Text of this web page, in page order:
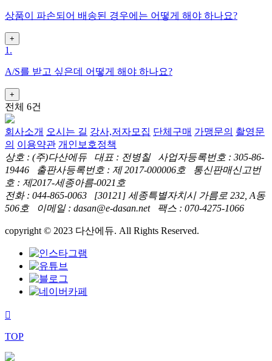
상품이 파손되어 배송된 경우에는 어떻게 해야 하나요?
+
1.
A/S를 받고 싶은데 어떻게 해야 하나요?
+
전체 6건
회사소개 오시는 길 강사,저자모집 단체구매 가맹문의 촬영문
의 이용약관 개인보호정책
상호 : (주)다산에듀 대표 : 전병칠 사업자등록번호 : 305-86-
19446 출판사등록번호 : 제 2017-000006호 통신판매신고번
호 : 제2017-세종아름-0021호
전화 : 044-865-0063 [30121] 세종특별자치시 가름로 232, A동
506호 이메일 : dasan@e-dasan.net 팩스 : 070-4275-1066
copyright © 2023 다산에듀. All Rights Reserved.
TOP